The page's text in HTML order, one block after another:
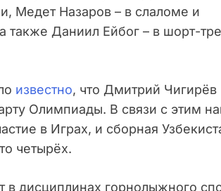
Медет Назаров – в слаломе и
также Даниил Ейбог – в шорт-
известно, что Дмитрий Чигирёв
Олимпиады. В связи с этим
в Играх, и сборная
четырёх.
в дисциплинах горнолыжного